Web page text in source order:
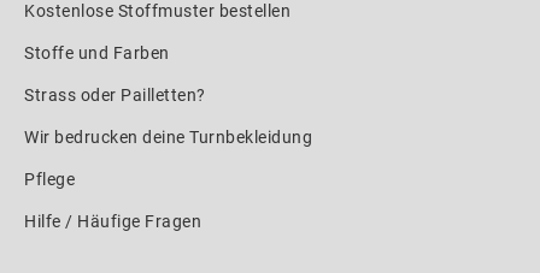
Kostenlose Stoffmuster bestellen
Stoffe und Farben
Strass oder Pailletten?
Wir bedrucken deine Turnbekleidung
Pflege
Hilfe / Häufige Fragen